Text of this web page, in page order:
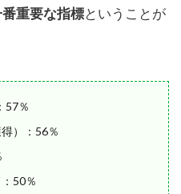
重要な指標ということが
57％
）：56％
50％